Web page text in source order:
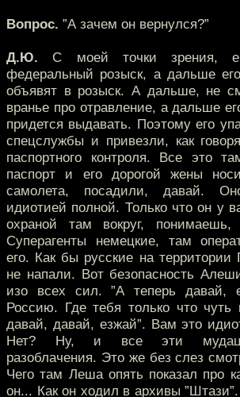
Вопрос. ”А зачем он вернулся?”
Д.Ю. С моей точки зрения,
федеральный розыск, а дальше
объявят в розыск. А дальше, не
вранье про отравление, а дальше
придется выдавать. Поэтому его
спецслужбы и привезли, как
паспортного контроля. Все это
паспорт и его дорогой жены
самолета, посадили, давай.
идиотией полной. Только что он у
охраной там вокруг,
Суперагенты немецкие, там
его. Как бы русские на территории
не напали. Вот безопасность
изо всех сил. ”А теперь давай,
Россию. Где тебя только что
давай, давай, езжай”. Вам это
Нет? Ну, и все эти
разоблачения. Это же без слез
Чего там Леша опять показал про
он... Как он ходил в архивы